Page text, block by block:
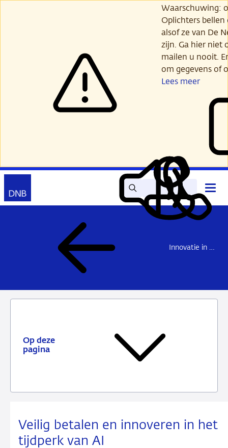
Waarschuwing:
Oplichters
alsof ze van De
zijn. Ga hier niet
mailen u nooit.
om gegevens of
Lees meer
Zoek Lees
voor
Mijn
DNB
Contact
Innovatie in betalen en bankieren
Op deze
pagina
Veilig betalen en innoveren in het
tijdperk van AI